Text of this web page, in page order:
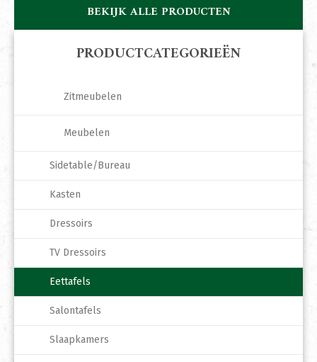
BEKIJK ALLE PRODUCTEN
PRODUCTCATEGORIEËN
Zitmeubelen
Meubelen
Sidetable/Bureau
Kasten
Dressoirs
TV Dressoirs
Eettafels
Salontafels
Slaapkamers